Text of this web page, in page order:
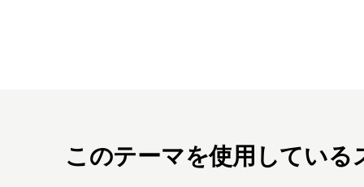
このテーマを使用している